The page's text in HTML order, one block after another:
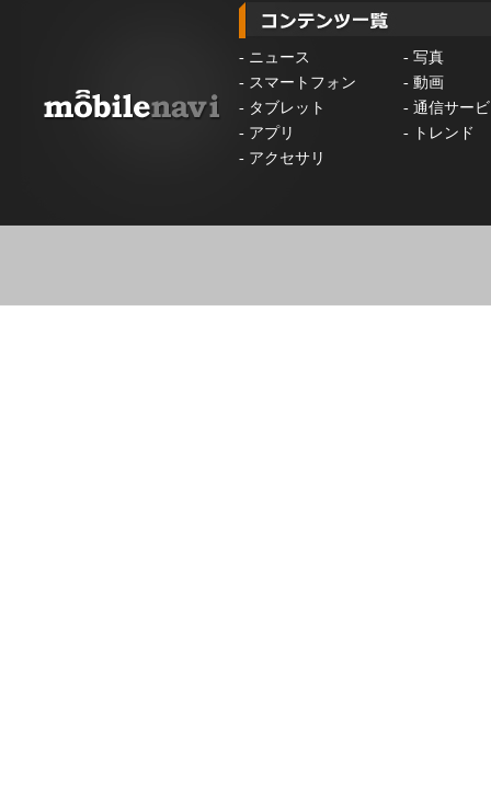
- ニュース - 写真
- スマートフォン - 動画
- タブレット - 通信サー
- アプリ -
トレンド
- アクセサリ